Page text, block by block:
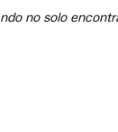
no solo